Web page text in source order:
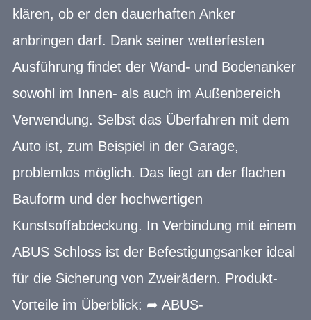
klären, ob er den dauerhaften Anker
anbringen darf. Dank seiner wetterfesten
Ausführung findet der Wand- und Bodenanker
sowohl im Innen- als auch im Außenbereich
Verwendung. Selbst das Überfahren mit dem
Auto ist, zum Beispiel in der Garage,
problemlos möglich. Das liegt an der flachen
Bauform und der hochwertigen
Kunstsoffabdeckung. In Verbindung mit einem
ABUS Schloss ist der Befestigungsanker ideal
für die Sicherung von Zweirädern. Produkt-
Vorteile im Überblick: ➦ ABUS-